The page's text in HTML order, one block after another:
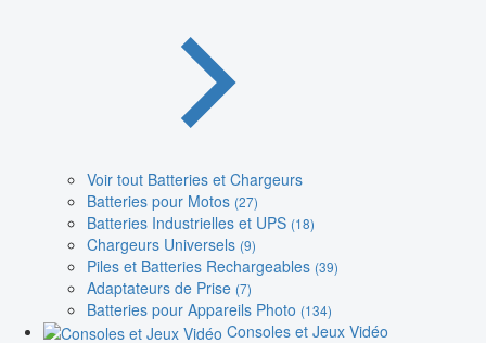
Voir tout Batteries et Chargeurs
Batteries pour Motos (27)
Batteries Industrielles et UPS (18)
Chargeurs Universels (9)
Piles et Batteries Rechargeables (39)
Adaptateurs de Prise (7)
Batteries pour Appareils Photo (134)
Consoles et Jeux Vidéo